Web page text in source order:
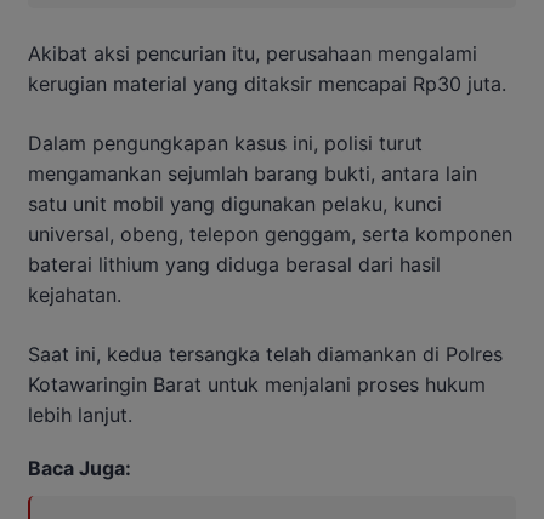
Akibat aksi pencurian itu, perusahaan mengalami
kerugian material yang ditaksir mencapai Rp30 juta.
Dalam pengungkapan kasus ini, polisi turut
mengamankan sejumlah barang bukti, antara lain
satu unit mobil yang digunakan pelaku, kunci
universal, obeng, telepon genggam, serta komponen
baterai lithium yang diduga berasal dari hasil
kejahatan.
Saat ini, kedua tersangka telah diamankan di Polres
Kotawaringin Barat untuk menjalani proses hukum
lebih lanjut.
Baca Juga: